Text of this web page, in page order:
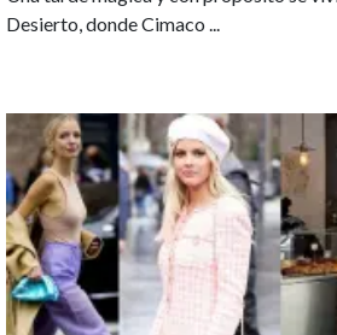
Desierto, donde Cimaco